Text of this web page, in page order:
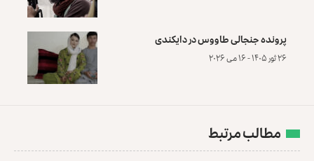
پرونده‌ جنجالی طاووس در دایکندی
۲۶ ثور ۱۴۰۵ - ۱۶ می ۲۰۲۶
مطالب مرتبط